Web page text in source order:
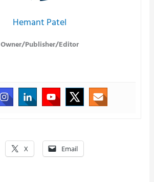
Hemant Patel
Owner/Publisher/Editor
X Email